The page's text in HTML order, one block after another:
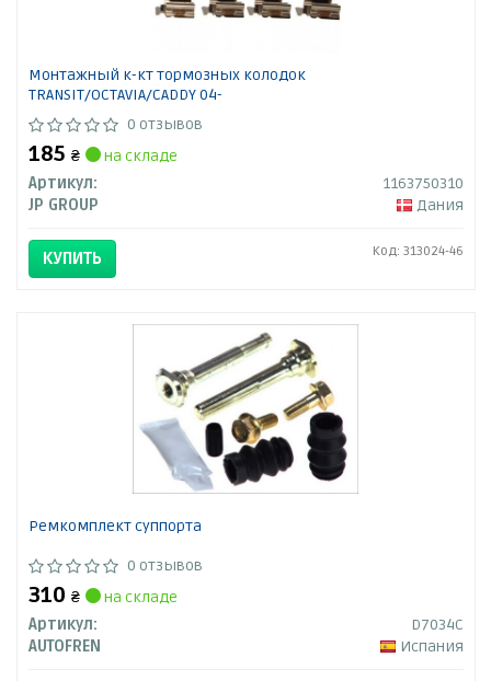
Монтажный к-кт тормозных колодок
TRANSIT/OCTAVIA/CADDY 04-
0 отзывов
185 ₴
на складе
Артикул:
1163750310
JP GROUP
Дания
КУПИТЬ Код: 313024-46
Ремкомплект суппорта
0 отзывов
310 ₴
на складе
Артикул:
D7034C
AUTOFREN
Испания